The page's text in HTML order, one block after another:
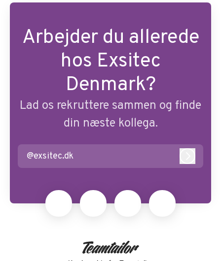
Arbejder du allerede
hos Exsitec
Denmark?
Lad os rekruttere sammen og finde
din næste kollega.
@exsitec.dk